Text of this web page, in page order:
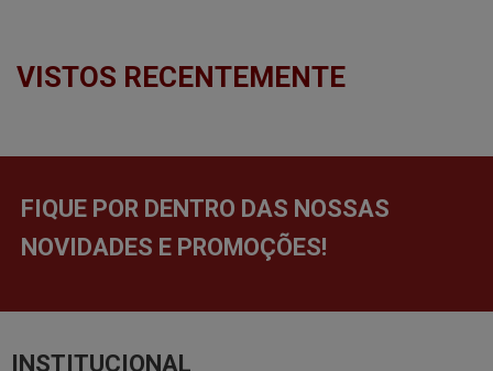
VISTOS RECENTEMENTE
FIQUE POR DENTRO DAS NOSSAS
NOVIDADES E PROMOÇÕES!
INSTITUCIONAL